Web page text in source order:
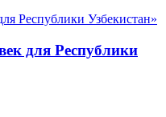
для Республики